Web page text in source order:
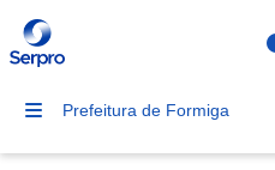
Prefeitura de Formiga